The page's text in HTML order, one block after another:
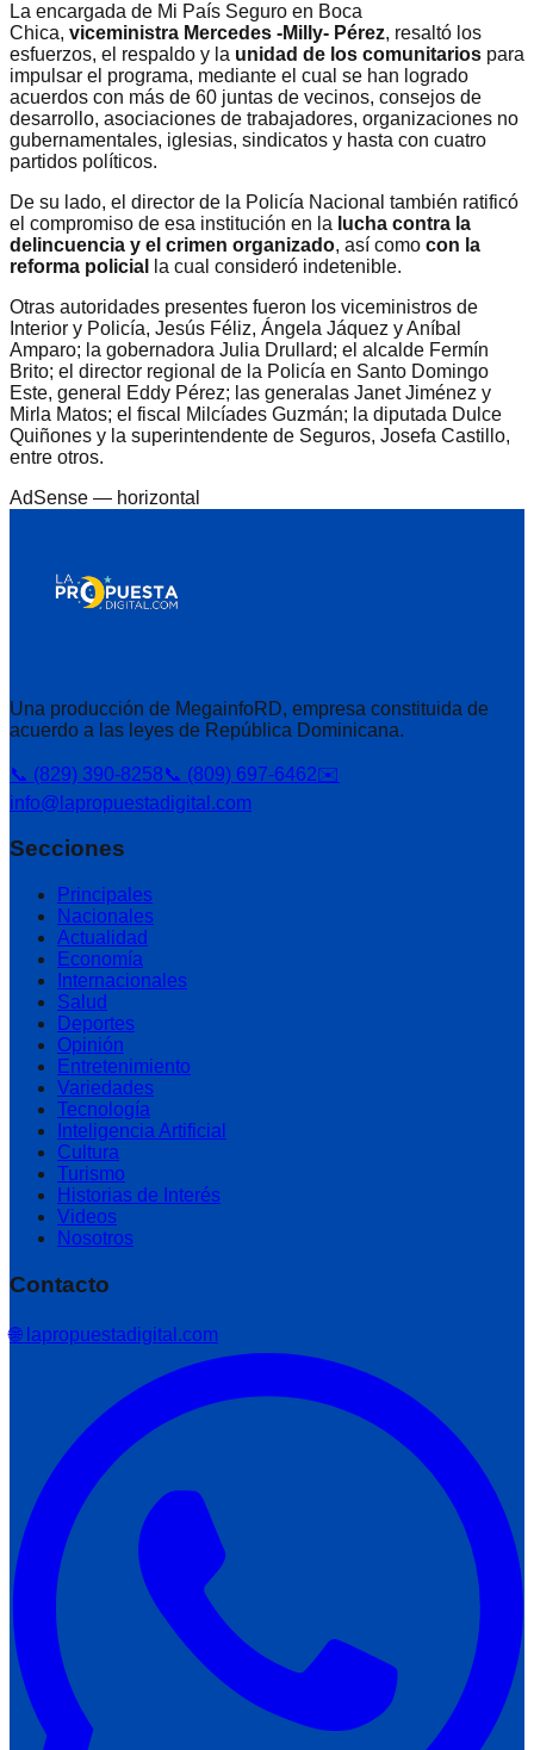
La encargada de Mi País Seguro en Boca
Chica, viceministra Mercedes -Milly- Pérez, resaltó los
esfuerzos, el respaldo y la unidad de los comunitarios para
impulsar el programa, mediante el cual se han logrado
acuerdos con más de 60 juntas de vecinos, consejos de
desarrollo, asociaciones de trabajadores, organizaciones no
gubernamentales, iglesias, sindicatos y hasta con cuatro
partidos políticos.
De su lado, el director de la Policía Nacional también ratificó
el compromiso de esa institución en la lucha contra la
delincuencia y el crimen organizado, así como con la
reforma policial
la cual consideró indetenible.
Otras autoridades presentes fueron los viceministros de
Interior y Policía, Jesús Féliz, Ángela Jáquez y Aníbal
Amparo; la gobernadora Julia Drullard; el alcalde Fermín
Brito; el director regional de la Policía en Santo Domingo
Este, general Eddy Pérez; las generalas Janet Jiménez y
Mirla Matos; el fiscal Milcíades Guzmán; la diputada Dulce
Quiñones y la superintendente de Seguros, Josefa Castillo,
entre otros.
AdSense — horizontal
Una producción de MegainfoRD, empresa constituida de
acuerdo a las leyes de República Dominicana.
📞 (829) 390-8258📞 (809) 697-6462✉️
info@lapropuestadigital.com
Secciones
Principales
Nacionales
Actualidad
Economía
Internacionales
Salud
Deportes
Opinión
Entretenimiento
Variedades
Tecnología
Inteligencia Artificial
Cultura
Turismo
Historias de Interés
Videos
Nosotros
Contacto
🌐 lapropuestadigital.com